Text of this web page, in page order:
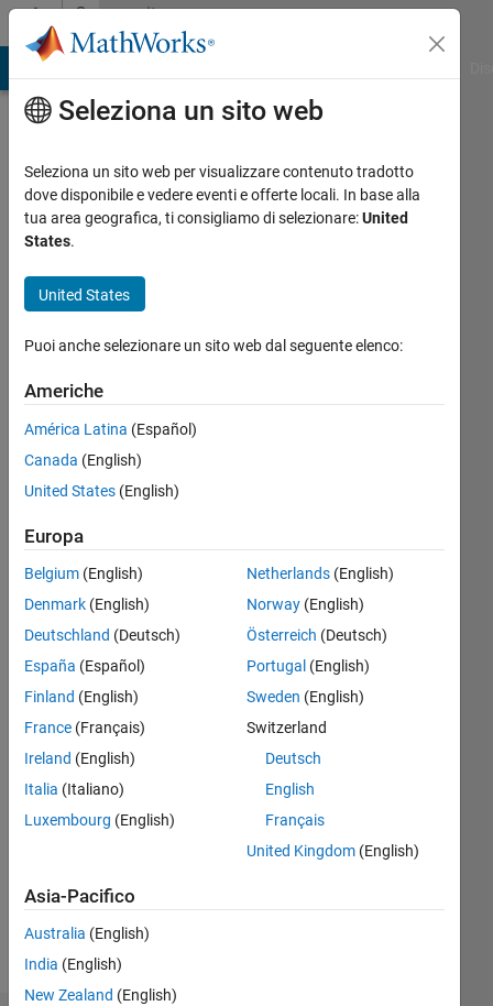
Vai al contenutoCommunity
Profile
michio
MathWorks
seen: 3
Attivo
dal 2016
Followers:
Following:
Follow
Messaggio
Application
Engineer
at
Japan
Japanese
are
Seleziona un sito web
Seleziona un sito web per visualizzare contenuto tradotto
dove disponibile e vedere eventi e offerte locali. In base alla
tua area geografica, ti consigliamo di selezionare:United
States.
United States
Puoi anche selezionare un sito web dal seguente elenco:
Americhe
América Latina (Español)
Canada (English)
United States (English)
Europa
Belgium (English)
Denmark (English)
Deutschland (Deutsch)
España (Español)
Finland (English)
France (Français)
Ireland (English)
Italia (Italiano)
Luxembourg (English)
Netherlands(English)
Norway(English)
Österreich (Deutsch)
Portugal (English)
Sweden (English)
Switzerland
Deutsch
English
Français
United Kingdom(English)
Asia-Pacifico
Australia (English)
India (English)
New Zealand (English)